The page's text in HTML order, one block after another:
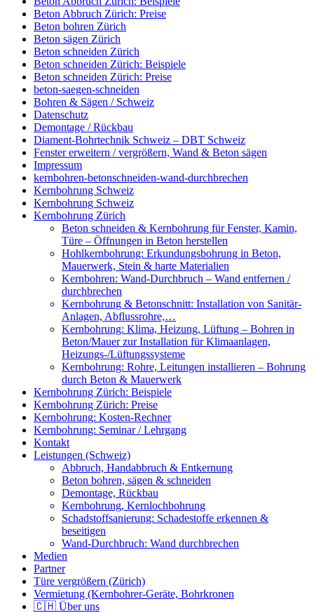
Beton Abbruch Zürich: Preise
Beton bohren Zürich
Beton sägen Zürich
Beton schneiden Zürich
Beton schneiden Zürich: Beispiele
Beton schneiden Zürich: Preise
beton-saegen-schneiden
Bohren & Sägen / Schweiz
Datenschutz
Demontage / Rückbau
Diament-Bohrtechnik Schweiz – DBT Schweiz
Fenster erweitern / vergrößern, Wand & Beton sägen
Impressum
kernbohren-betonschneiden-wand-durchbrechen
Kernbohrung Schweiz
Kernbohrung Schweiz
Kernbohrung Zürich
Beton schneiden & Kernbohrung für Fenster, Kamin,
Türe – Öffnungen in Beton herstellen
Hohlkernbohrung: Erkundungsbohrung in Beton,
Mauerwerk, Stein & harte Materialien
Kernbohren: Wand-Durchbruch – Wand entfernen /
durchbrechen
Kernbohrung & Betonschnitt: Installation von Sanitär-
Anlagen, Abflussrohre,…
Kernbohrung: Klima, Heizung, Lüftung – Bohren in
Beton/Mauer zur Installation für Klimaanlagen,
Heizungs-/Lüftungssysteme
Kernbohrung: Rohre, Leitungen installieren – Bohrung
durch Beton & Mauerwerk
Kernbohrung Zürich: Beispiele
Kernbohrung Zürich: Preise
Kernbohrung: Kosten-Rechner
Kernbohrung: Seminar / Lehrgang
Kontakt
Leistungen (Schweiz)
Abbruch, Handabbruch & Entkernung
Beton bohren, sägen & schneiden
Demontage, Rückbau
Kernbohrung, Kernlochbohrung
Schadstoffsanierung: Schadestoffe erkennen &
beseitigen
Wand-Durchbruch: Wand durchbrechen
Medien
Partner
Türe vergrößern (Zürich)
Vermietung (Kernbohrer-Geräte, Bohrkronen
🇨🇭 Über uns